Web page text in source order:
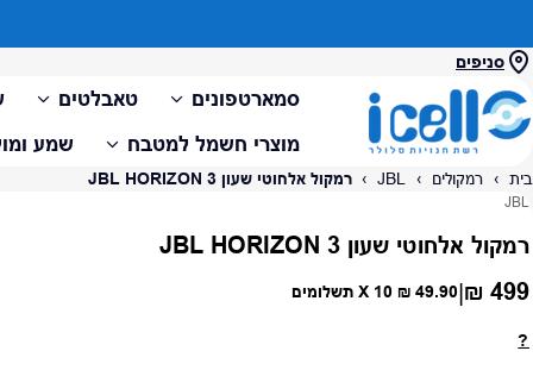
סניפים
סמארטפונים טאבלטים
מוצרי חשמל למטבח
שמע
בית › רמקולים ›
JBL
› רמקול אלחוטי שעון JBL HORIZON 3
ספק:
JBL
רמקול אלחוטי שעון JBL HORIZON 3
מחיר רגיל
499 ₪
|
49.90 ₪ X 10 תשלומים
?